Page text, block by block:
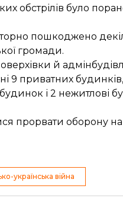
обстрілів було
пошкоджено
громади.
й
9 приватних
і 2 нежитлові
прорвати оборону
українська війна